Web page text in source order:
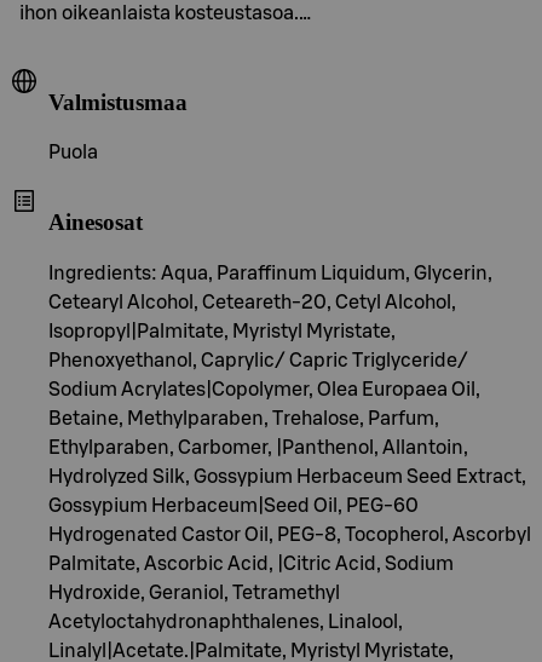
ihon oikeanlaista kosteustasoa.…
Valmistusmaa
Puola
Ainesosat
Ingredients: Aqua, Paraffinum Liquidum, Glycerin,
Cetearyl Alcohol, Ceteareth-20, Cetyl Alcohol,
Isopropyl|Palmitate, Myristyl Myristate,
Phenoxyethanol, Caprylic/ Capric Triglyceride/
Sodium Acrylates|Copolymer, Olea Europaea Oil,
Betaine, Methylparaben, Trehalose, Parfum,
Ethylparaben, Carbomer, |Panthenol, Allantoin,
Hydrolyzed Silk, Gossypium Herbaceum Seed Extract,
Gossypium Herbaceum|Seed Oil, PEG-60
Hydrogenated Castor Oil, PEG-8, Tocopherol, Ascorbyl
Palmitate, Ascorbic Acid, |Citric Acid, Sodium
Hydroxide, Geraniol, Tetramethyl
Acetyloctahydronaphthalenes, Linalool,
Linalyl|Acetate.|Palmitate, Myristyl Myristate,